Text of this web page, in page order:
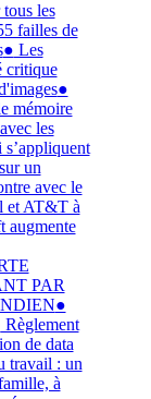
les
failles de
Les
●
les
un
avec le
AT&T à
PAR
●
de data
: un
à